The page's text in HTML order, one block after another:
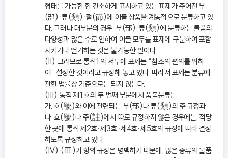
형태를 가능한 한 간소하게 표시하고 있는 표제가 주어진 부
(部)ㆍ류(類)ㆍ절(節)에 이들 상품을 계통적으로 분류하고 있
다. 그러나 대부분의 경우, 부(部)ㆍ류(類)에 분류하는 물품의
다양성과 많은 수로 인하여 이들 모두를 표제에 구분하여 포함
시키거나 열거하는 것은 불가능한 일이다.
(II) 그러므로 통칙1의 서두에 표제는 “참조의 편의를 위하
여” 설정한 것이라고 규정해 놓고 있다. 따라서 표제는 분류에
관한 법률상 기준으로는 되지 않는다.
(III) 통칙 제1호의 두 번째 부분에서 품목분류는
가. 호(號)와 이에 관련되는 부(部)나 류(類)의 주 규정과
나. 호(號)나 주(註)에서 따로 규정하지 않은 경우에는, 적당
한 곳에 통칙 제2호ㆍ제3호ㆍ제4호ㆍ제5호의 규정에 따라 결정
하도록 규정하고 있다.
(IV) (Ⅲ)가.항의 규정은 명백하기 때문에, 많은 종류의 물품